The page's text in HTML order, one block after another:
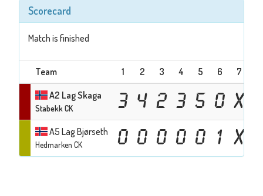
Scorecard
Match is finished
Team 1 2 3 4 5 6 7
A2 Lag Skaga
Stabekk CK 3 4 2 3 5 0 X
A5 Lag Bjørseth
Hedmarken CK 0 0 0 0 0 1 X